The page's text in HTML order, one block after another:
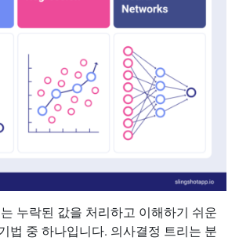
누락된 값을 처리하고 이해하기 쉬운
법 중 하나입니다. 의사결정 트리는 분